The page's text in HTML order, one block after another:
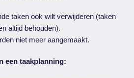
taken ook wilt verwijderen (taken
altijd behouden).
niet meer aangemaakt.
een taakplanning: